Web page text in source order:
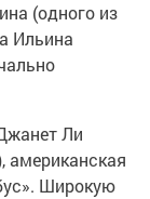
(одного из
Ильина
Ли
американская
Широкую